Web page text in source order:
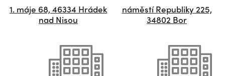
1. máje 68, 46334 Hrádek
nad Nisou
náměstí Republiky 225,
34802 Bor